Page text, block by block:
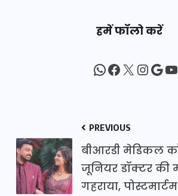
हमें फॉलो करें
WhatsApp
Facebook
X
PREVIOUS
बीआरडी मेडिकल
जूनियर डॉक्टर की
गहराया,